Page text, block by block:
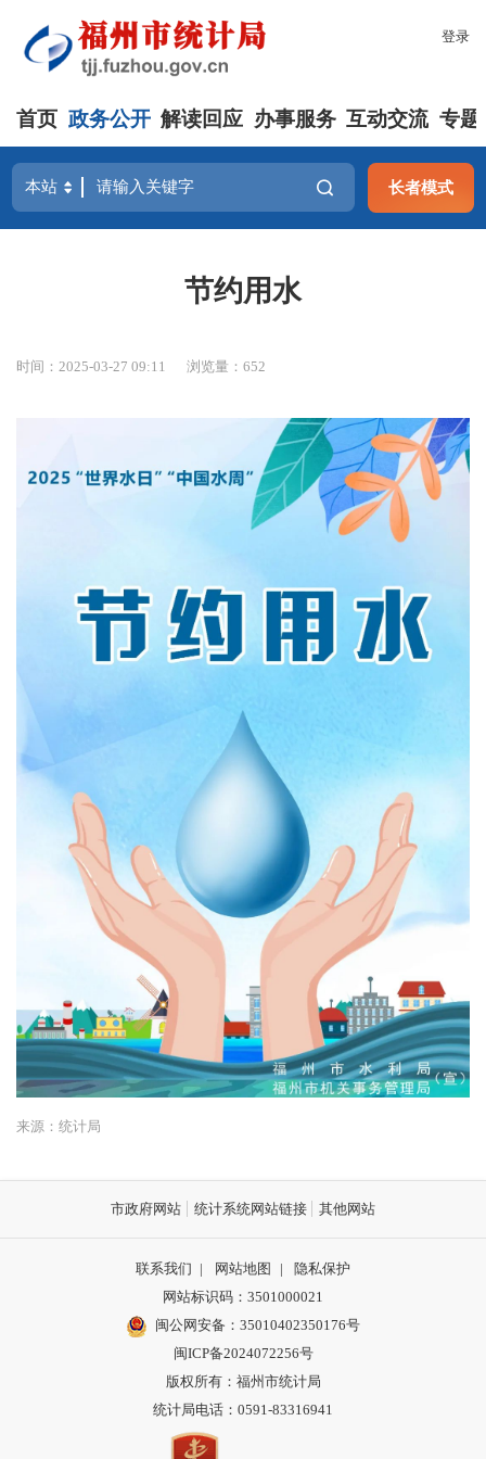
登录
首页 政务公开 解读回应 办事服务 互动交流 专题
长者模式
节约用水
时间：2025-03-27 09:11 浏览量：652
来源：统计局
市政府网站 统计系统网站链接 其他网站
联系我们 | 网站地图 |
隐私保护
网站标识码：3501000021
闽公网安备：35010402350176号
闽ICP备2024072256号
版权所有：福州市统计局
统计局电话：0591-83316941